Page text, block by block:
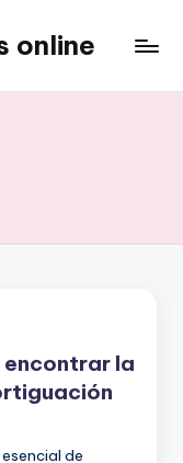
online
la
de